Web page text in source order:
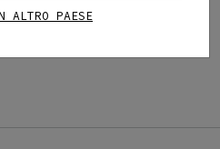
ALTRO PAESE